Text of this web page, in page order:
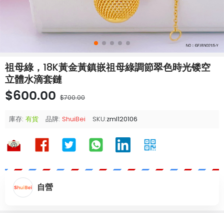
祖母綠，18K黃金黃鎮嵌祖母綠調節翠色時光镂空
立體水滴套鏈
$600.00 $700.00
庫存: 有貨 品牌: ShuiBei SKU:zml120106
自營